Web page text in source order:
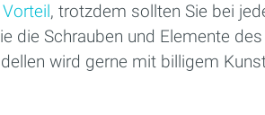
, trotzdem sollten Sie bei
die Schrauben und Elemente
wird gerne mit billigem